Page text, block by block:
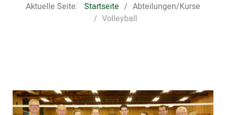
Aktuelle Seite: Startseite
Abteilungen/Kurse
Volleyball